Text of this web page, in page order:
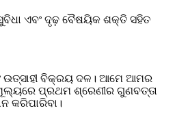
ଏବଂ ଦୃଢ଼ ବୈଷୟିକ ଶକ୍ତି ସହିତ
ବିକ୍ରୟ ଦଳ। ଆମେ ଆମର
ପ୍ରଥମ ଶ୍ରେଣୀର ଗୁଣବତ୍ତା
କରିପାରିବା।